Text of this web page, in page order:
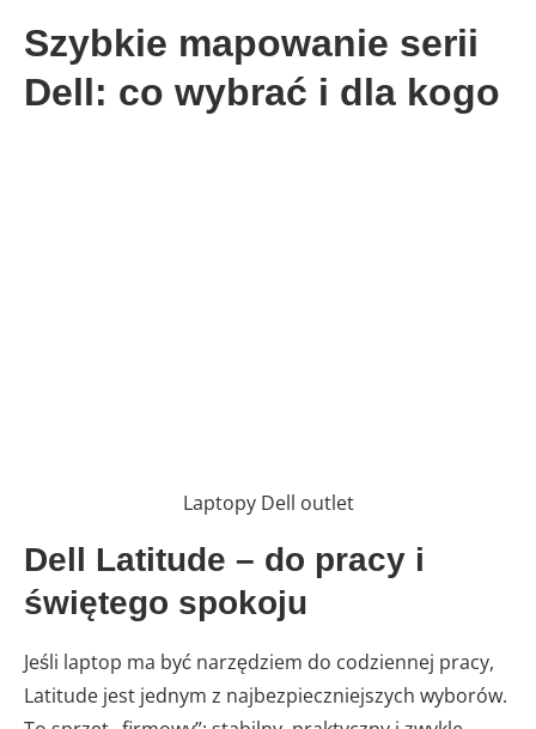
Szybkie mapowanie serii
Dell: co wybrać i dla kogo
Laptopy Dell outlet
Dell Latitude – do pracy i
świętego spokoju
Jeśli laptop ma być narzędziem do codziennej pracy,
Latitude jest jednym z najbezpieczniejszych wyborów.